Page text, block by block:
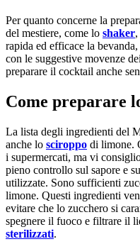
Per quanto concerne la
del mestiere, come lo shaker
rapida ed efficace la
con le suggestive movenze
preparare il cocktail anche
Come preparare
La lista degli ingredienti del
anche lo sciroppo di limone.
i supermercati, ma vi
pieno controllo sul sapore e
utilizzate. Sono sufficienti
limone. Questi ingredienti
evitare che lo zucchero si
spegnere il fuoco e filtrare il
sterilizzati.